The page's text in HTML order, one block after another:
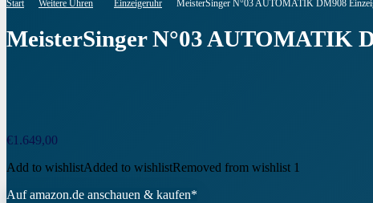
Start Weitere Uhren Einzeigeruhr MeisterSinger N°03 AUTOMATIK DM908
MeisterSinger N°03 AUTOMATIK
€1.649,00
Add to wishlistAdded to wishlistRemoved from wishlist 1
Auf amazon.de anschauen & kaufen*